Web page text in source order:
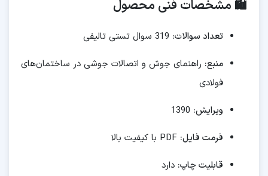
🛍️ مشخصات فنی محصول
تعداد سوالات:
منبع: راهنمای جوش و اتصالات جوشی در ساختمان‌های
فولادی
ویرایش:
فرمت فایل:
قابلیت چاپ: دارد